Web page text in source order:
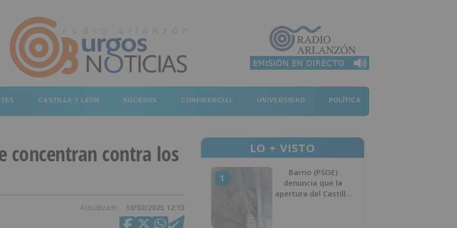
CASTILLA Y LEÓN SUCESOS CONFIDENCIAL UNIVERSIDAD POLÍTICA
concentran contra los
Actualizado 13/02/2025 12:13
LO + VISTO
1
Barrio (PSOE)
denuncia que la
apertura del Castillo